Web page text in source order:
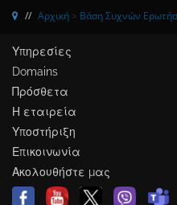
Αρχική > Βάση Συχνών
Υπηρεσίες
Domains
Πρόσθετα
Η εταιρεία
Υποστήριξη
Επικοινωνία
Ακολουθήστε μας